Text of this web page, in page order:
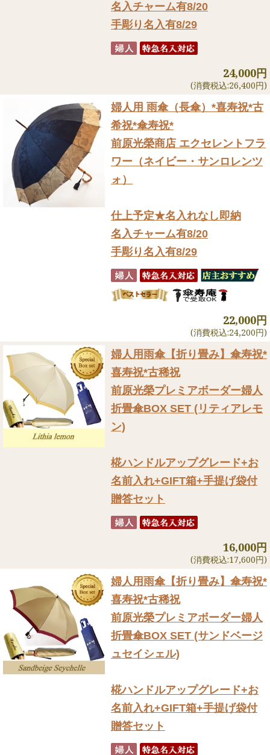
名入チャーム有8/20
手彫り名入有8/29
24,000円
(消費税込:26,400円)
婦人用 雨傘（長傘） *喜寿祝*古
希祝*傘寿祝*
前原光榮商店 エクセレントフラ
ワー（ネイビー・サンロレンツ
ォ）
仕上予定★名入れなし即納
名入チャーム有8/20
手彫り名入有8/29
22,000円
(消費税込:24,200円)
婦人用雨傘【折り畳み】 傘寿祝*
喜寿祝*古稀祝
前原光榮プレミアボーダー婦人
折畳傘BOX SET (リティアレモ
ン)
椛ハンドルアップグレード+お
名前入れ+GIFT箱+手提げ袋付
贈答セット
16,000円
(消費税込:17,600円)
婦人用雨傘【折り畳み】 傘寿祝*
喜寿祝*古稀祝
前原光榮プレミアボーダー婦人
折畳傘BOX SET (サンドベージ
ュセイシェル)
椛ハンドルアップグレード+お
名前入れ+GIFT箱+手提げ袋付
贈答セット